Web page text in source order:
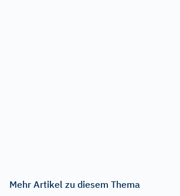
Mehr Artikel zu diesem Thema